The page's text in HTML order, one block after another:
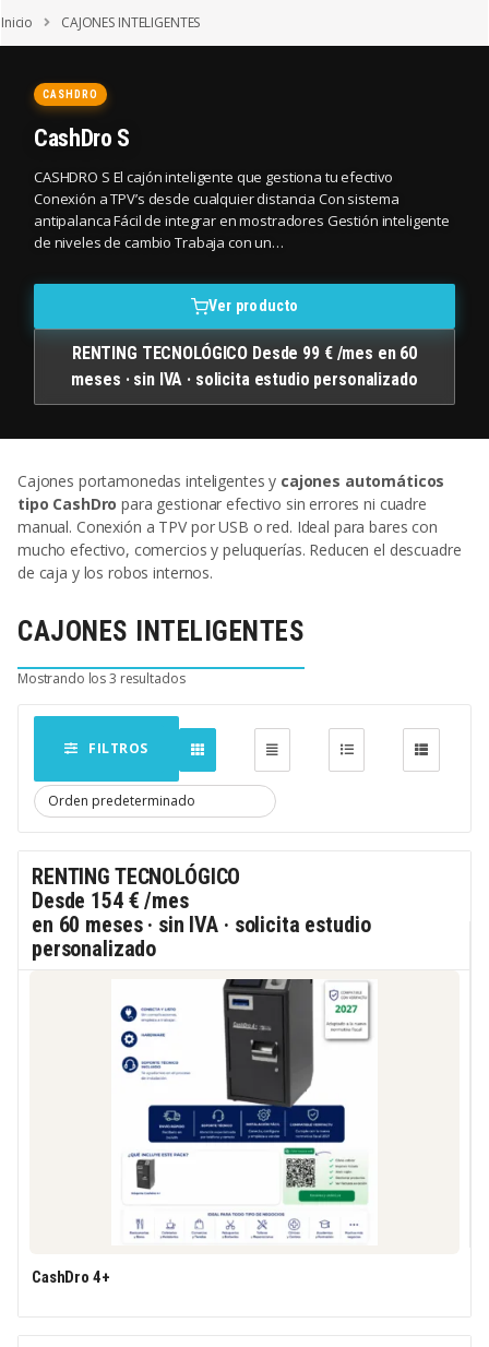
Inicio CAJONES INTELIGENTES
CASHDRO
CashDro S
CASHDRO S El cajón inteligente que gestiona tu efectivo
Conexión a TPV’s desde cualquier distancia Con sistema
antipalanca Fácil de integrar en mostradores Gestión inteligente
de niveles de cambio Trabaja con un…
Ver producto
RENTING TECNOLÓGICO Desde 99 € /mes en 60
meses · sin IVA · solicita estudio personalizado
Cajones portamonedas inteligentes y cajones automáticos
tipo CashDro para gestionar efectivo sin errores ni cuadre
manual. Conexión a TPV por USB o red. Ideal para bares con
mucho efectivo, comercios y peluquerías. Reducen el descuadre
de caja y los robos internos.
CAJONES INTELIGENTES
Mostrando los 3 resultados
FILTROS
RENTING TECNOLÓGICO
Desde 154 € /mes
en 60 meses · sin IVA · solicita estudio
personalizado
CashDro 4+